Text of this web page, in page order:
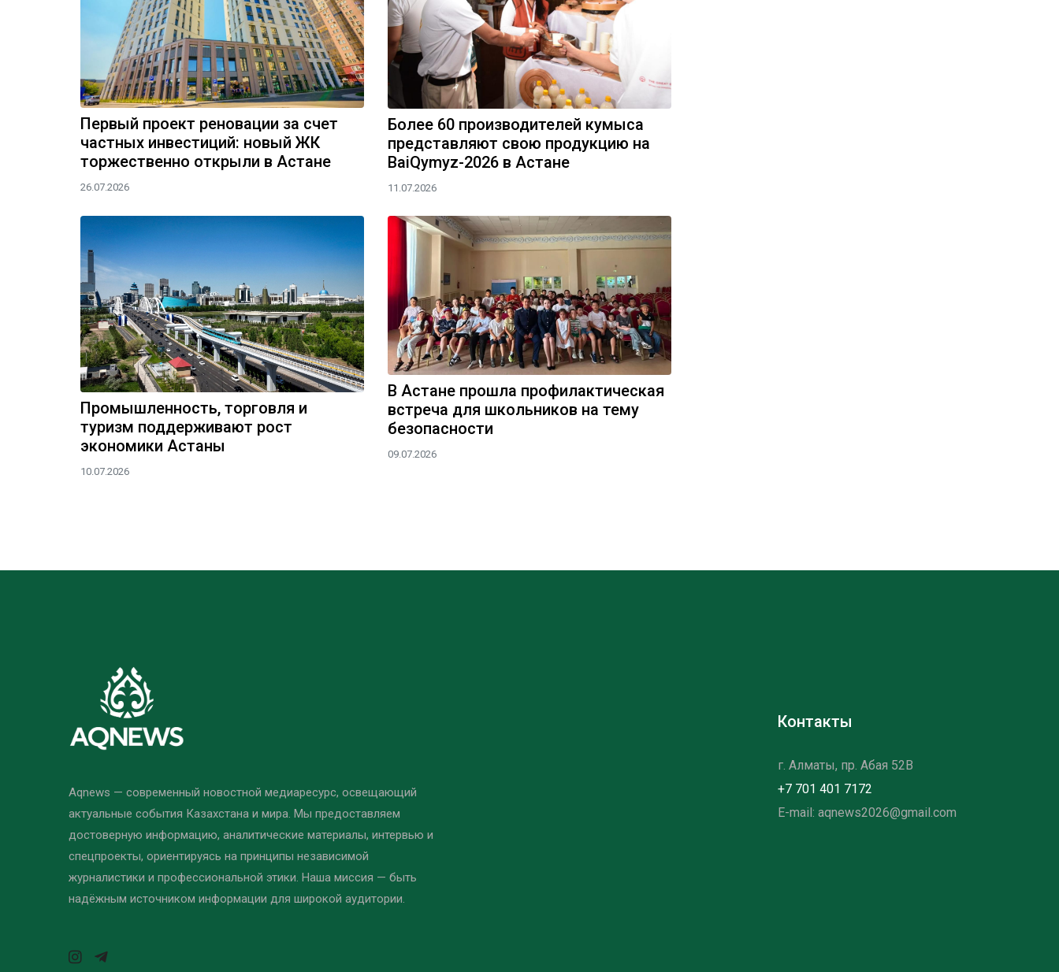
Первый проект реновации за счет
частных инвестиций: новый ЖК
торжественно открыли в Астане
26.07.2026
Более 60 производителей кумыса
представляют свою продукцию на
BaiQymyz-2026 в Астане
11.07.2026
Промышленность, торговля и
туризм поддерживают рост
экономики Астаны
10.07.2026
В Астане прошла профилактическая
встреча для школьников на тему
безопасности
09.07.2026
Aqnews — современный новостной медиаресурс, освещающий
актуальные события Казахстана и мира. Мы предоставляем
достоверную информацию, аналитические материалы, интервью и
спецпроекты, ориентируясь на принципы независимой
журналистики и профессиональной этики. Наша миссия — быть
надёжным источником информации для широкой аудитории.
Контакты
г. Алматы, пр. Абая 52B
+7 701 401 7172
E-mail: aqnews2026@gmail.com